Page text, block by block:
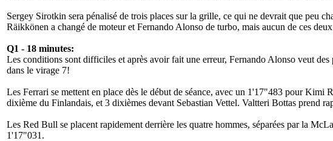
Sergey Sirotkin sera pénalisé de trois places sur la grille, ce qui ne devrait que peu
Räikkönen a changé de moteur et Fernando Alonso de turbo, mais aucun de ces
Q1 - 18 minutes:
Les conditions sont difficiles et après avoir fait une erreur, Fernando Alonso veut
dans le virage 7!
Les Ferrari se mettent en place dès le début de séance, avec un 1'17"483 pour
dixième du Finlandais, et 3 dixièmes devant Sebastian Vettel. Valtteri Bottas prend
Les Red Bull se placent rapidement derrière les quatre hommes, séparées par la
1'17"031.